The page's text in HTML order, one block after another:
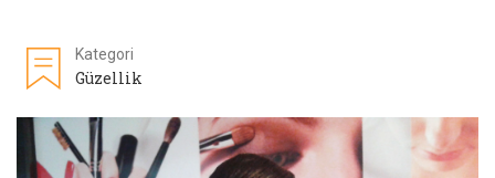
Kategori
Güzellik